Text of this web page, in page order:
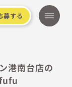
募する
港南台店の